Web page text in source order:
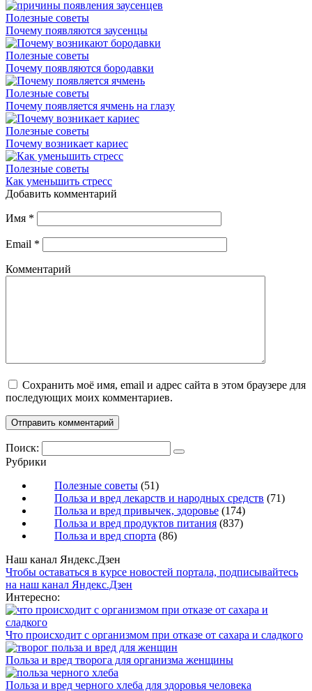
Полезные советы
Почему появляются заусенцы
Полезные советы
Почему появляются бородавки
Полезные советы
Почему появляется ячмень на глазу
Полезные советы
Почему возникает кариес
Полезные советы
Как уменьшить стресс
Добавить комментарий
Имя *
Email *
Комментарий
Сохранить моё имя, email и адрес сайта в этом браузере для
последующих моих комментариев.
Поиск:
Рубрики
Полезные советы (51)
Польза и вред лекарств и народных средств (71)
Польза и вред привычек, здоровье (174)
Польза и вред продуктов питания (837)
Польза и вред спорта (86)
Наш канал Яндекс.Дзен
Чтобы оставаться в курсе новостей портала, подписывайтесь
на наш канал Яндекс.Дзен
Интересно:
Что происходит с организмом при отказе от сахара и сладкого
Польза и вред творога для организма женщины
Польза и вред черного хлеба для здоровья человека